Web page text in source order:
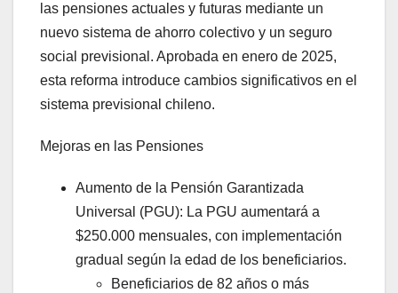
las pensiones actuales y futuras mediante un
nuevo sistema de ahorro colectivo y un seguro
social previsional. Aprobada en enero de 2025,
esta reforma introduce cambios significativos en el
sistema previsional chileno.
Mejoras en las Pensiones
Aumento de la Pensión Garantizada
Universal (PGU): La PGU aumentará a
$250.000 mensuales, con implementación
gradual según la edad de los beneficiarios.
Beneficiarios de 82 años o más